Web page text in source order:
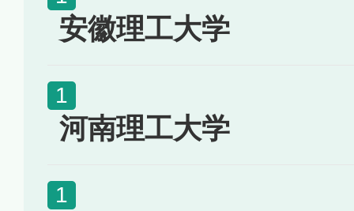
安徽理工大学
河南理工大学